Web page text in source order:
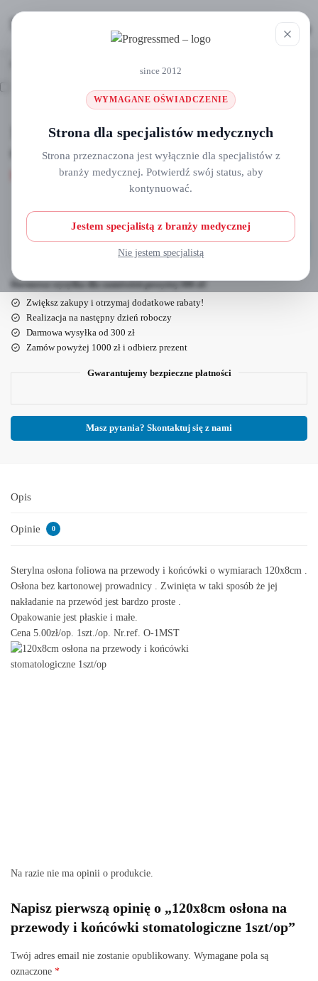
since 2012
WYMAGANE OŚWIADCZENIE
Strona dla specjalistów medycznych
Strona przeznaczona jest wyłącznie dla specjalistów z
branży medycznej. Potwierdź swój status, aby
kontynuować.
Jestem specjalistą z branży medycznej
Nie jestem specjalistą
120x8cm osłona na przewody i końcówki
stomatologiczne 1szt/op
Dodaj do koszyka
Darmowa wysyłka dla zamówień powyżej 300 zł!
Zwiększ zakupy i otrzymaj dodatkowe rabaty!
Realizacja na następny dzień roboczy
Darmowa wysyłka od 300 zł
Zamów powyżej 1000 zł i odbierz prezent
Gwarantujemy bezpieczne płatności
Masz pytania? Skontaktuj się z nami
Opis
Opinie 0
Sterylna osłona foliowa na przewody i końcówki o wymiarach 120x8cm .
Osłona bez kartonowej prowadnicy . Zwinięta w taki sposób że jej
nakładanie na przewód jest bardzo proste .
Opakowanie jest płaskie i małe.
Cena 5.00zł/op. 1szt./op. Nr.ref. O-1MST
Na razie nie ma opinii o produkcie.
Napisz pierwszą opinię o „120x8cm osłona na
przewody i końcówki stomatologiczne 1szt/op”
Twój adres email nie zostanie opublikowany. Wymagane pola są
oznaczone *